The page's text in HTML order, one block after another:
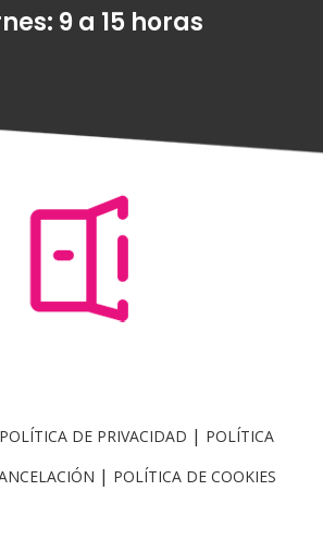
9 a 15 horas
POLÍTICA DE PRIVACIDAD | POLÍTICA
| POLÍTICA DE COOKIES